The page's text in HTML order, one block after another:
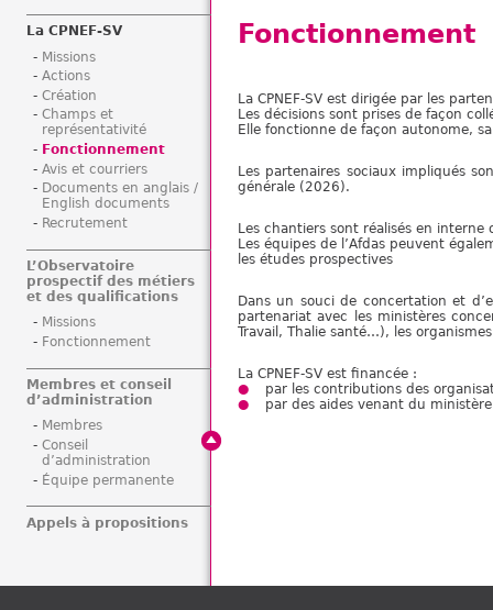
s
e
s
c
i
Fonctionnement
La CPNEF-SV est dirigée par les
Les décisions sont prises de façon
Elle fonctionne de façon autonome,
Les partenaires sociaux impliqués
générale (2026).
Les chantiers sont réalisés en
Les équipes de l’Afdas peuvent
les études prospectives
Dans un souci de concertation et
partenariat avec les ministères
Travail, Thalie santé…), les
La CPNEF-SV est financée :
par les contributions des
par des aides venant du
La CPNEF-SV
Missions
Actions
Création
Champs et
représentativité
Fonctionnement
Avis et courriers
Documents en anglais /
English documents
Recrutement
L’Observatoire
prospectif des métiers
et des qualifications
Missions
Fonctionnement
Membres et conseil
d’administration
Membres
Conseil
d’administration
Équipe permanente
Appels à propositions